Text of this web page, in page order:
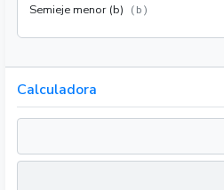
Semieje menor (b) ( b )
Calculadora